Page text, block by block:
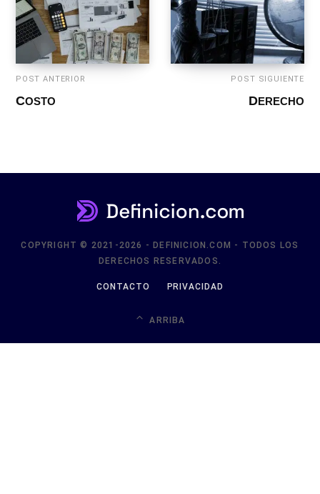
POST ANTERIOR
COSTO
POST SIGUIENTE
DERECHO
COPYRIGHT © 2021-2026 - DEFINICION.COM - TODOS LOS
DERECHOS RESERVADOS.
CONTACTO PRIVACIDAD
ARRIBA